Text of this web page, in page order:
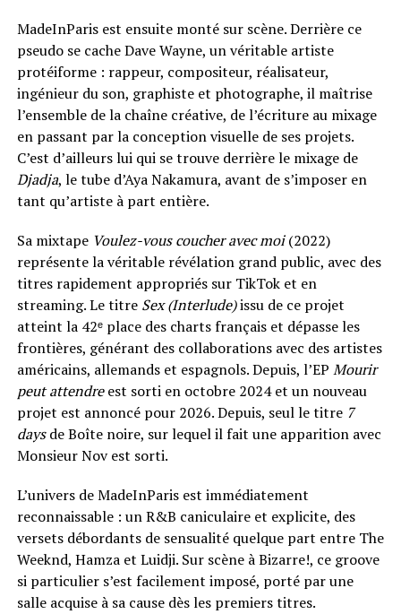
MadeInParis est ensuite monté sur scène. Derrière ce
pseudo se cache Dave Wayne, un véritable artiste
protéiforme : rappeur, compositeur, réalisateur,
ingénieur du son, graphiste et photographe, il maîtrise
l’ensemble de la chaîne créative, de l’écriture au mixage
en passant par la conception visuelle de ses projets.
C’est d’ailleurs lui qui se trouve derrière le mixage de
Djadja, le tube d’Aya Nakamura, avant de s’imposer en
tant qu’artiste à part entière.
Sa mixtape Voulez-vous coucher avec moi(2022)
représente la véritable révélation grand public, avec des
titres rapidement appropriés sur TikTok et en
streaming. Le titreSex (Interlude)issu de ce projet
atteint la 42ᵉ place des charts français et dépasse les
frontières, générant des collaborations avec des artistes
américains, allemands et espagnols. Depuis, l’EP Mourir
peut attendreest sorti en octobre 2024 et un nouveau
projet est annoncé pour 2026. Depuis, seul le titre 7
daysde Boîte noire, sur lequel il fait une apparition avec
Monsieur Nov est sorti.
L’univers de MadeInParis est immédiatement
reconnaissable : un R&B caniculaire et explicite, des
versets débordants de sensualité quelque part entre The
Weeknd, Hamza et Luidji. Sur scène à Bizarre!, ce groove
si particulier s’est facilement imposé, porté par une
salle acquise à sa cause dès les premiers titres.